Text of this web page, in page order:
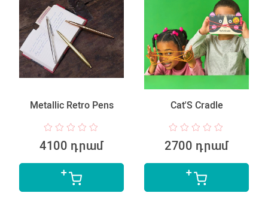
Metallic Retro Pens
4100 դրամ
Cat'S Cradle
2700 դրամ